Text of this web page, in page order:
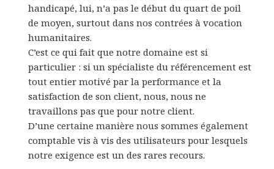
handicapé, lui, n’a pas le début du quart de poil
de moyen, surtout dans nos contrées à vocation
humanitaires.
C’est ce qui fait que notre domaine est si
particulier : si un spécialiste du référencement est
tout entier motivé par la performance et la
satisfaction de son client, nous, nous ne
travaillons pas que pour notre client.
D’une certaine manière nous sommes également
comptable vis à vis des utilisateurs pour lesquels
notre exigence est un des rares recours.